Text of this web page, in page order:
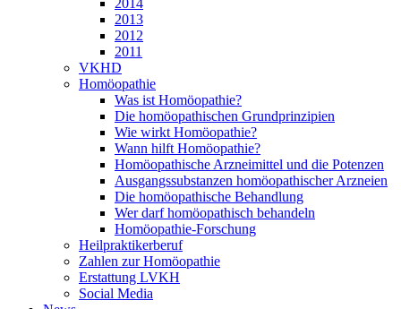
2014
2013
2012
2011
VKHD
Homöopathie
Was ist Homöopathie?
Die homöopathischen Grundprinzipien
Wie wirkt Homöopathie?
Wann hilft Homöopathie?
Homöopathische Arzneimittel und die Potenzen
Ausgangssubstanzen homöopathischer Arzneien
Die homöopathische Behandlung
Wer darf homöopathisch behandeln
Homöopathie-Forschung
Heilpraktikerberuf
Zahlen zur Homöopathie
Erstattung LVKH
Social Media